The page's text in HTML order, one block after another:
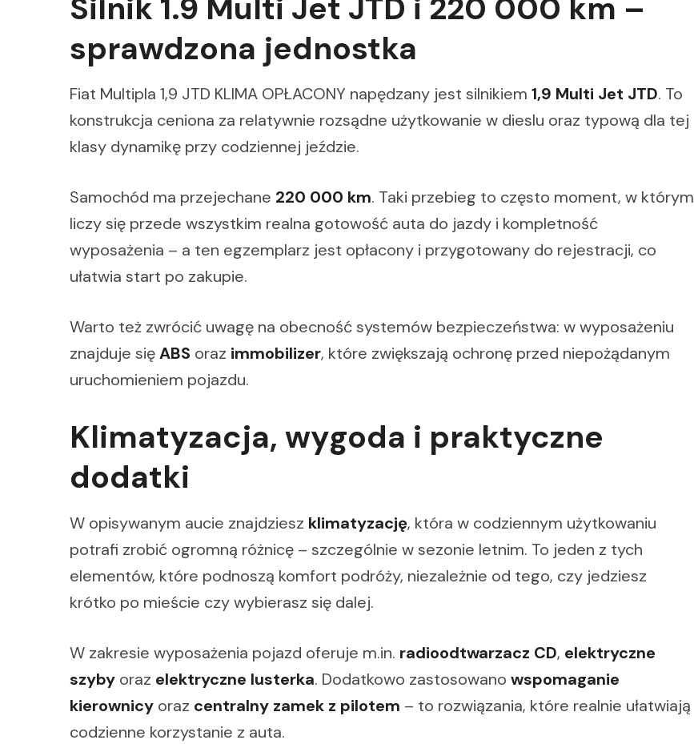
Silnik 1.9 Multi Jet JTD i 220 000 km –
sprawdzona jednostka
Fiat Multipla 1,9 JTD KLIMA OPŁACONY napędzany jest silnikiem 1,9 Multi Jet JTD. To
konstrukcja ceniona za relatywnie rozsądne użytkowanie w dieslu oraz typową dla tej
klasy dynamikę przy codziennej jeździe.
Samochód ma przejechane 220 000 km. Taki przebieg to często moment, w którym
liczy się przede wszystkim realna gotowość auta do jazdy i kompletność
wyposażenia – a ten egzemplarz jest opłacony i przygotowany do rejestracji, co
ułatwia start po zakupie.
Warto też zwrócić uwagę na obecność systemów bezpieczeństwa: w wyposażeniu
znajduje sięABS oraz immobilizer, które zwiększają ochronę przed niepożądanym
uruchomieniem pojazdu.
Klimatyzacja, wygoda i praktyczne
dodatki
W opisywanym aucie znajdziesz klimatyzację, która w codziennym użytkowaniu
potrafi zrobić ogromną różnicę – szczególnie w sezonie letnim. To jeden z tych
elementów, które podnoszą komfort podróży, niezależnie od tego, czy jedziesz
krótko po mieście czy wybierasz się dalej.
W zakresie wyposażenia pojazd oferuje m.in. radioodtwarzacz CD, elektryczne
szyby oraz elektryczne lusterka. Dodatkowo zastosowano wspomaganie
kierownicy oraz centralny zamek z pilotem – to rozwiązania, które realnie ułatwiają
codzienne korzystanie z auta.